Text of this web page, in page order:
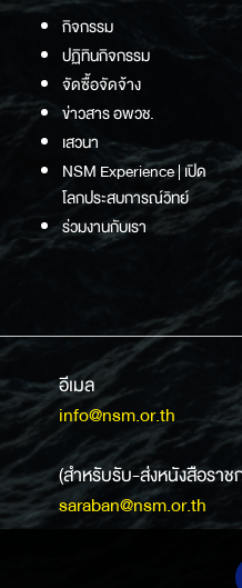
กิจกรรม
ปฏิทินกิจกรรม
จัดซื้อจัดจ้าง
ข่าวสาร อพวช.
เสวนา
NSM Experience | เปิด
โลกประสบการณ์วิทย์
ร่วมงานกับเรา
อีเมล
info@nsm.or.th
(สำหรับรับ-ส่งหนังสือราช
saraban@nsm.or.th